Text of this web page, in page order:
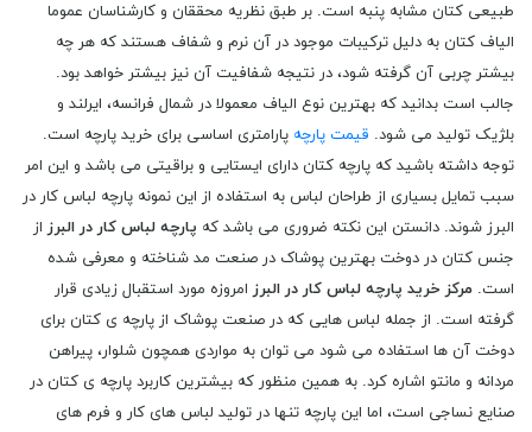
طبیعی کتان مشابه پنبه است. بر طبق نظریه محققان و کارشناسان عموما
الیاف کتان به دلیل ترکیبات موجود در آن نرم و شفاف هستند که هر چه
بیشتر چربی آن گرفته شود، در نتیجه شفافیت آن نیز بیشتر خواهد بود.
جالب است بدانید که بهترین نوع الیاف معمولا در شمال فرانسه، ایرلند و
بلژیک تولید می شود. قیمت پارچه پارامتری اساسی برای خرید پارچه است.
توجه داشته باشید که پارچه کتان دارای ایستایی و براقیتی می باشد و این امر
سبب تمایل بسیاری از طراحان لباس به استفاده از این نمونه پارچه لباس کار در
البرز شوند. دانستن این نکته ضروری می باشد که پارچه لباس کار در البرز از
جنس کتان در دوخت بهترین پوشاک در صنعت مد شناخته و معرفی شده
است. مرکز خرید پارچه لباس کار در البرز امروزه مورد استقبال زیادی قرار
گرفته است. از جمله لباس هایی که در صنعت پوشاک از پارچه ی کتان برای
دوخت آن ها استفاده می شود می توان به مواردی همچون شلوار، پیراهن
مردانه و مانتو اشاره کرد. به همین منظور که بیشترین کاربرد پارچه ی کتان در
صنایع نساجی است، اما این پارچه تنها در تولید لباس های کار و فرم های